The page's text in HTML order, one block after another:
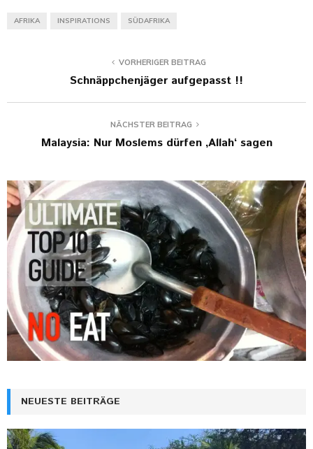
AFRIKA INSPIRATIONS SÜDAFRIKA
VORHERIGER BEITRAG
Schnäppchenjäger aufgepasst !!
NÄCHSTER BEITRAG
Malaysia: Nur Moslems dürfen ‚Allah‘ sagen
NEUESTE BEITRÄGE